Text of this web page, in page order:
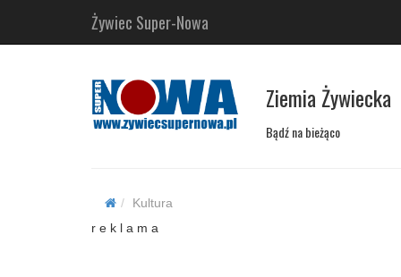
Żywiec Super-Nowa
Ziemia Żywiecka
Bądź na bieżąco
Kultura
r e k l a m a